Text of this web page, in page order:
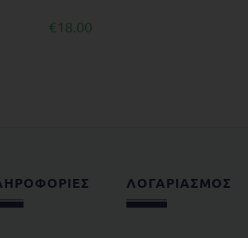
€18.00
ΛΟΓΑΡΙΑΣΜΟΣ